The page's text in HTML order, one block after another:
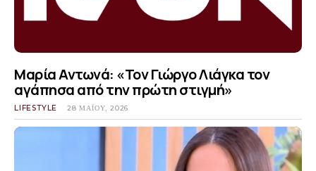
Μαρία Αντωνά: «Τον Γιώργο Λιάγκα τον
αγάπησα από την πρώτη στιγμή»
LIFESTYLE 28 ΜΑΪ́ΟΥ, 2026